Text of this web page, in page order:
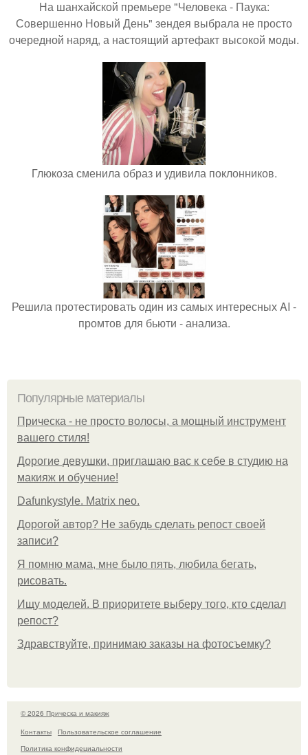
На шанхайской премьере "Человека - Паука:
Совершенно Новый День" зендея выбрала не просто
очередной наряд, а настоящий артефакт высокой моды.
Глюкоза сменила образ и удивила поклонников.
Решила протестировать один из самых интересных AI -
промтов для бьюти - анализа.
Популярные материалы
Прическа - не просто волосы, а мощный инструмент
вашего стиля!
Дорогие девушки, приглашаю вас к себе в студию на
макияж и обучение!
Dafunkystyle. Matrix neo.
Дорогой автор? Не забудь сделать репост своей
записи?
Я помню мама, мне было пять, любила бегать,
рисовать.
Ищу моделей. В приоритете выберу того, кто сделал
репост?
Здравствуйте, принимаю заказы на фотосъемку?
© 2026 Прическа и макияж
Контакты
Пользовательское соглашение
Политика конфидециальности